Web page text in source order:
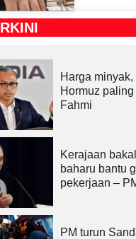
Harga
Hormuz
Fahmi
Kerajaan
baharu bantu
pekerjaan –
PM turun